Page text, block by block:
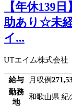
【年休139
助あり☆未
イ...
UTエイム株式会社
給与 月収例
勤務
地
和歌山県 紀